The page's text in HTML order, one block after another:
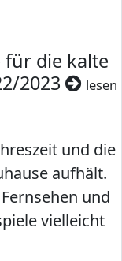
die kalte
2023
lesen
und die
aufhält.
und
vielleicht